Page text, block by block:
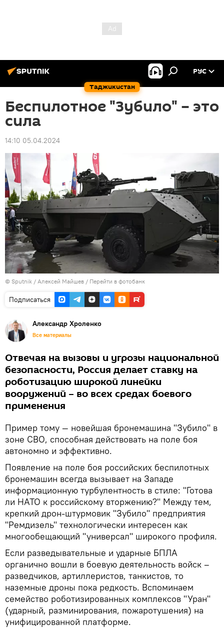
Таджикистан
РУС
Беспилотное "Зубило" – это
сила
14:10 05.04.2024
© Sputnik / Алексей Майшев / Перейти в фотобанк
Подписаться
Александр Хроленко
Все материалы
Отвечая на вызовы и угрозы национальной
безопасности, Россия делает ставку на
роботизацию широкой линейки
вооружений – во всех средах боевого
применения
Пример тому — новейшая бронемашина "Зубило" в
зоне СВО, способная действовать на поле боя
автономно и эффективно.
Появление на поле боя российских беспилотных
бронемашин всегда вызывает на Западе
информационную турбулентность в стиле: "Готова
ли НАТО к российскому вторжению?" Между тем,
крепкий дрон-штурмовик "Зубило" предприятия
"Ремдизель" технологически интересен как
многообещающий "универсал" широкого профиля.
Если разведывательные и ударные БПЛА
органично вошли в боевую деятельность войск –
разведчиков, артиллеристов, танкистов, то
наземные дроны пока редкость. Вспоминаем
семейство роботизированных комплексов "Уран"
(ударный, разминирования, пожаротушения) на
унифицированной платформе.